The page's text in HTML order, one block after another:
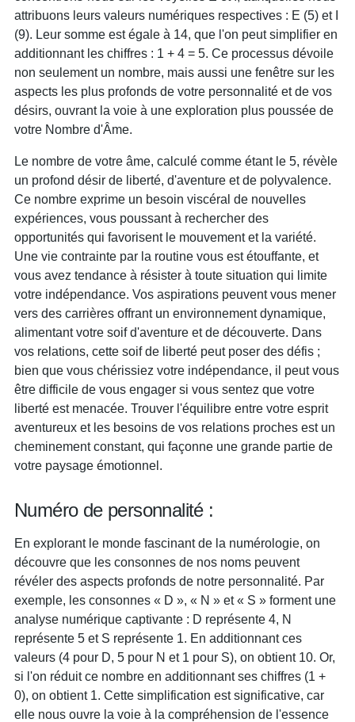
attribuons leurs valeurs numériques respectives : E (5) et I
(9). Leur somme est égale à 14, que l'on peut simplifier en
additionnant les chiffres : 1 + 4 = 5. Ce processus dévoile
non seulement un nombre, mais aussi une fenêtre sur les
aspects les plus profonds de votre personnalité et de vos
désirs, ouvrant la voie à une exploration plus poussée de
votre Nombre d'Âme.
Le nombre de votre âme, calculé comme étant le 5, révèle
un profond désir de liberté, d'aventure et de polyvalence.
Ce nombre exprime un besoin viscéral de nouvelles
expériences, vous poussant à rechercher des
opportunités qui favorisent le mouvement et la variété.
Une vie contrainte par la routine vous est étouffante, et
vous avez tendance à résister à toute situation qui limite
votre indépendance. Vos aspirations peuvent vous mener
vers des carrières offrant un environnement dynamique,
alimentant votre soif d'aventure et de découverte. Dans
vos relations, cette soif de liberté peut poser des défis ;
bien que vous chérissiez votre indépendance, il peut vous
être difficile de vous engager si vous sentez que votre
liberté est menacée. Trouver l'équilibre entre votre esprit
aventureux et les besoins de vos relations proches est un
cheminement constant, qui façonne une grande partie de
votre paysage émotionnel.
Numéro de personnalité :
En explorant le monde fascinant de la numérologie, on
découvre que les consonnes de nos noms peuvent
révéler des aspects profonds de notre personnalité. Par
exemple, les consonnes « D », « N » et « S » forment une
analyse numérique captivante : D représente 4, N
représente 5 et S représente 1. En additionnant ces
valeurs (4 pour D, 5 pour N et 1 pour S), on obtient 10. Or,
si l'on réduit ce nombre en additionnant ses chiffres (1 +
0), on obtient 1. Cette simplification est significative, car
elle nous ouvre la voie à la compréhension de l'essence